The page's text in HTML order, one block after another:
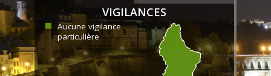
VIGILANCES
Aucune vigilance
particulière